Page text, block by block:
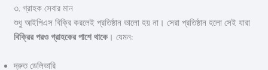
৩. গ্রাহক সেবার মান
শুধু আইপিএস বিক্রি করলেই প্রতিষ্ঠান ভালো হয় না। সেরা প্রতিষ্ঠান হলো সেই যারা
বিক্রির পরও গ্রাহকের পাশে থাকে । যেমন:
দ্রুত ডেলিভারি